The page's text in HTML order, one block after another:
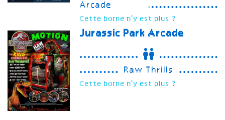
Arcade
Cette borne n'y est plus ?
Jurassic Park Arcade
Raw Thrills
Cette borne n'y est plus ?